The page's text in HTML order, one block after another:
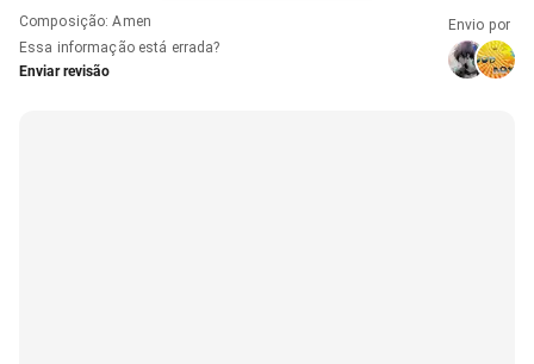
Composição:Amen
Essa informação está errada?
Enviar revisão
Envio por